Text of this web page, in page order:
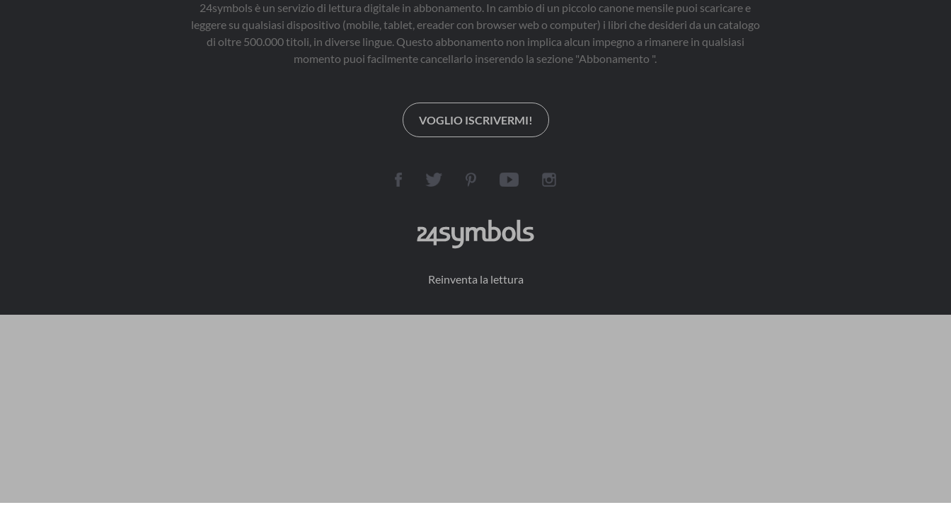
24symbols è un servizio di lettura digitale in abbonamento. In cambio di un piccolo canone mensile puoi scaricare e
leggere su qualsiasi dispositivo (mobile, tablet, ereader con browser web o computer) i libri che desideri da un catalogo
di oltre 500.000 titoli, in diverse lingue. Questo abbonamento non implica alcun impegno a rimanere in qualsiasi
momento puoi facilmente cancellarlo inserendo la sezione "Abbonamento ".
VOGLIO ISCRIVERMI!
Reinventa la lettura